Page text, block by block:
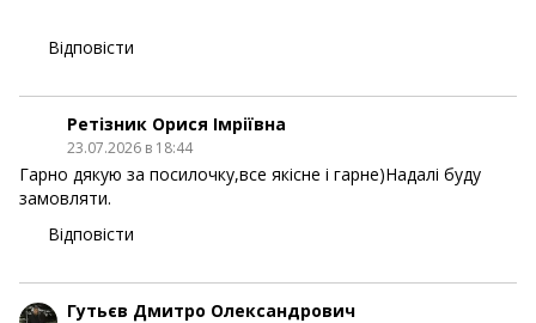
Відповісти
Ретізник Орися Імріївна
23.07.2026 в 18:44
Гарно дякую за посилочку,все якісне і гарне)Надалі буду
замовляти.
Відповісти
Гутьєв Дмитро Олександрович